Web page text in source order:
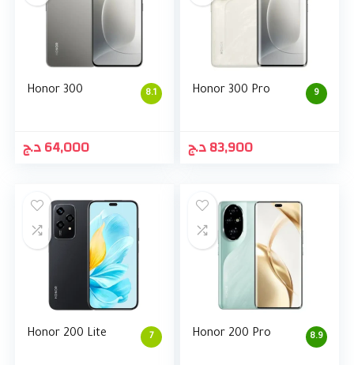
8.1
Honor 300
64,000د.ج
9
Honor 300 Pro
83,900د.ج
7
Honor 200 Lite 8.9
Honor 200 Pro